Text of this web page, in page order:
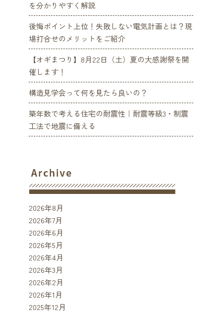
を分かりやすく解説
後悔ポイント上位！失敗しない電気計画とは？現
場打合せのメリットをご紹介
【オギまつり】8月22日（土）夏の大感謝祭を開
催します！
構造見学会って何を見たら良いの？
築年数で考える住宅の耐震性｜耐震等級3・制震
工法で地震に備える
2026年8月
2026年7月
2026年6月
2026年5月
2026年4月
2026年3月
2026年2月
2026年1月
2025年12月